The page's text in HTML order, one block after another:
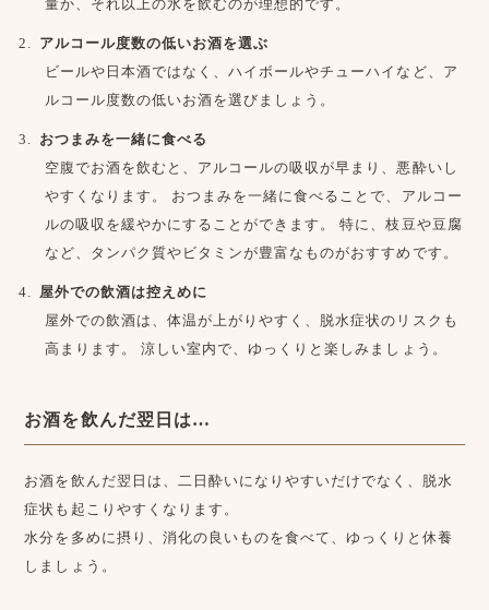
量か、それ以上の水を飲むのが理想的です。
アルコール度数の低いお酒を選ぶ
ビールや日本酒ではなく、ハイボールやチューハイなど、ア
ルコール度数の低いお酒を選びましょう。
おつまみを一緒に食べる
空腹でお酒を飲むと、アルコールの吸収が早まり、悪酔いし
やすくなります。 おつまみを一緒に食べることで、アルコー
ルの吸収を緩やかにすることができます。 特に、枝豆や豆腐
など、タンパク質やビタミンが豊富なものがおすすめです。
屋外での飲酒は控えめに
屋外での飲酒は、体温が上がりやすく、脱水症状のリスクも
高まります。 涼しい室内で、ゆっくりと楽しみましょう。
お酒を飲んだ翌日は…
お酒を飲んだ翌日は、二日酔いになりやすいだけでなく、脱水
症状も起こりやすくなります。
水分を多めに摂り、消化の良いものを食べて、ゆっくりと休養
しましょう。